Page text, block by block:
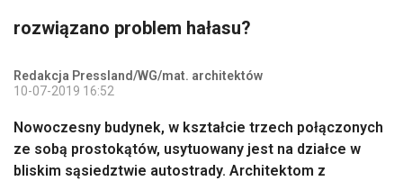
rozwiązano problem hałasu?
Redakcja Pressland/WG/mat. architektów
10-07-2019 16:52
Nowoczesny budynek, w kształcie trzech połączonych
ze sobą prostokątów, usytuowany jest na działce w
bliskim sąsiedztwie autostrady. Architektom z